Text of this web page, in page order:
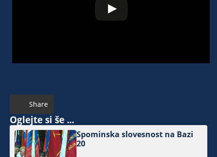
Share
Oglejte si še ...
Spominska slovesnost na Bazi
20